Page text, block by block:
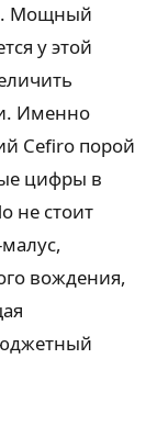
Мощный
у этой
Именно
Cefiro порой
цифры в
не стоит
вождения,